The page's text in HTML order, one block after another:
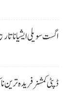
5 اگست سویلی ایشیا
ڈپٹی کمشنر فریدہ